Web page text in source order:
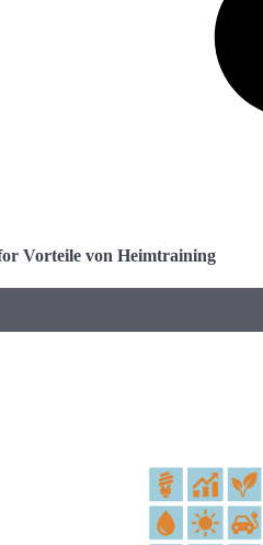
Vorteile von Heimtraining